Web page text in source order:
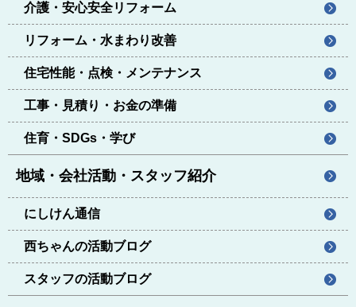
介護・安心安全リフォーム
リフォーム・水まわり改善
住宅性能・点検・メンテナンス
工事・見積り・お金の準備
住育・SDGs・学び
地域・会社活動・スタッフ紹介
にしけん通信
西ちゃんの活動ブログ
スタッフの活動ブログ